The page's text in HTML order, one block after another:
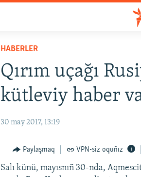
HABERLER
Qırım uçağı
kütleviy haber
30 may 2017, 13:19
Paylaşmaq VPN-siz oquñız
Salı künü, mayısnıñ 30-nda,